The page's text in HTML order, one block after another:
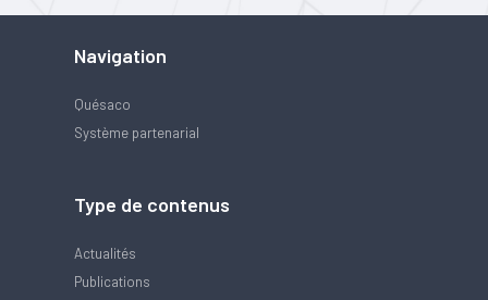
Navigation
Quésaco
Système partenarial
Type de contenus
Actualités
Publications